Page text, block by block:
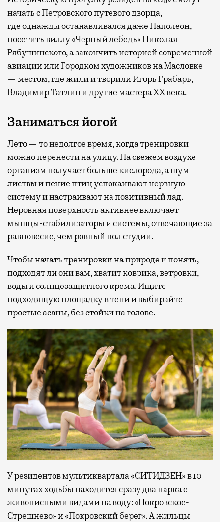
начать с Петровского путевого дворца,
гдеоднажды останавливался даже Наполеон,
посетить виллу «Черный лебедь» Николая
Рябушинского, а закончить историей современной
авиации или Городком художников на Масловке
— местом, где жили и творили Игорь Грабарь,
Владимир Татлин и другие мастера XX века.
Заниматься йогой
Лето — то недолгое время, когда тренировки
можно перенести на улицу. На свежем воздухе
организм получает больше кислорода, а шум
листвы и пение птиц успокаивают нервную
систему и настраивают на позитивный лад.
Неровная поверхность активнее включает
мышцы-стабилизаторы и системы, отвечающие за
равновесие, чем ровный пол студии.
Чтобы начать тренировки на природе и понять,
подходят ли они вам, хватит коврика, ветровки,
воды и солнцезащитного крема. Ищите
подходящую площадку в тени и выбирайте
простые асаны, без стойки на голове.
У резидентов мультиквартала «СИТИДЗЕН» в 10
минутах ходьбы находится сразу два парка с
живописными видами на воду: «Покровское-
Стрешнево» и «Покровский берег». А жильцы